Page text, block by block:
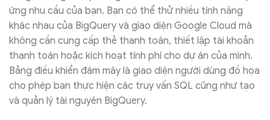
ứng nhu cầu của bạn. Bạn có thể thử nhiều tính năng
khác nhau của BigQuery và giao diện Google Cloud mà
không cần cung cấp thẻ thanh toán, thiết lập tài khoản
thanh toán hoặc kích hoạt tính phí cho dự án của mình.
Bảng điều khiển đám mây là giao diện người dùng đồ họa
cho phép bạn thực hiện các truy vấn SQL cũng như tạo
và quản lý tài nguyên BigQuery.